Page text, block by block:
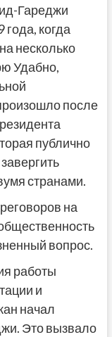
Гареджи
года, когда
несколько
Удабно,
после
публично
странами.
на
вопрос.
работы
и
начал
Это вызвало